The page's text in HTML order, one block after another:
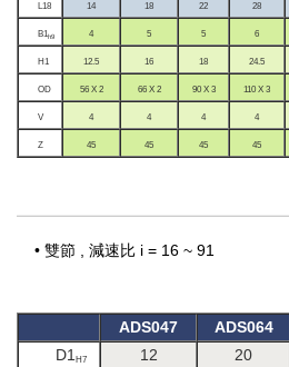
L18 14 18 22 28
B1h9 4 5 5 6
H1 12.5 16 18 24.5
OD 56 X 2 66 X 2 90 X 3 110 X 3
V 4 4 4 4
Z 45 45 45 45
• 雙節 , 減速比 i = 16 ~ 91
ADS047 ADS064
D1 H7 12 20